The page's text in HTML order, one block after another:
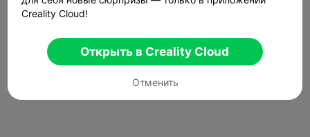
Creality Cloud!
Открыть в Creality Cloud
Отменить